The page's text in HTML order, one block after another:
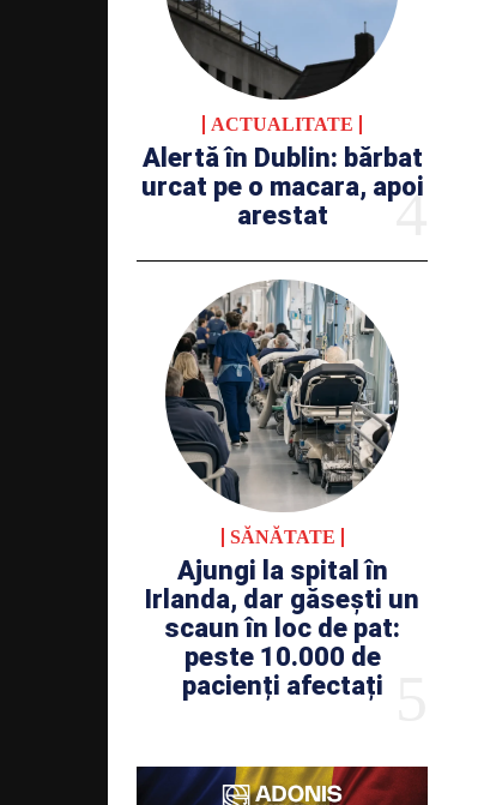
ACTUALITATE
Alertă în Dublin: bărbat
urcat pe o macara, apoi
arestat
SĂNĂTATE
Ajungi la spital în
Irlanda, dar găsești un
scaun în loc de pat:
peste 10.000 de
pacienți afectați